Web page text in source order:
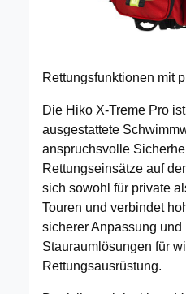
Rettungsfunktionen mit
Die Hiko X-Treme Pro
ausgestattete
anspruchsvolle
Rettungseinsätze auf
sich sowohl für private
Touren und verbindet
sicherer Anpassung und
Stauraumlösungen für
Rettungsausrüstung.